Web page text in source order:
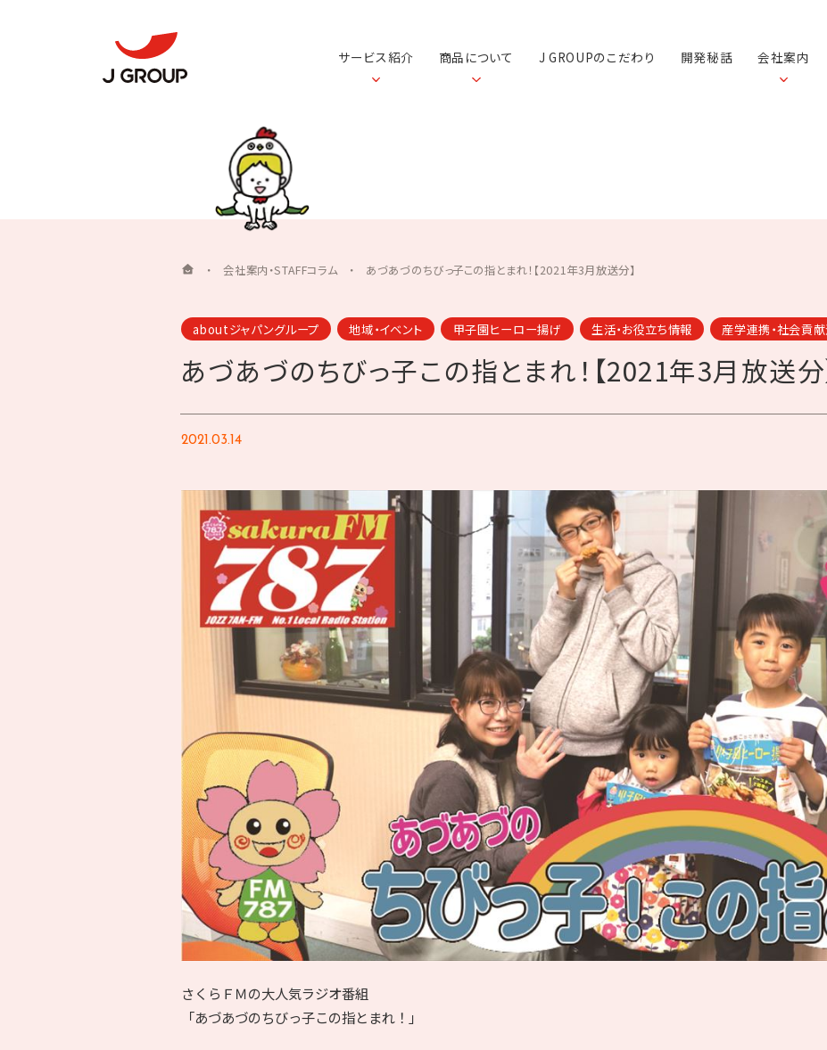
サービス紹介 商品について J GROUPのこだわり 開発秘話 会社案内
・会社案内・STAFFコラム・ あづあづのちびっ子この指とまれ！【2021年3月放送分】
aboutジャパングループ 地域・イベント 甲子園ヒーロー揚げ 生活・お役立ち情報 産学連携・社会貢
あづあづのちびっ子この指とまれ！【2021年3月放送分
2021.03.14
さくらＦＭの大人気ラジオ番組
「あづあづのちびっ子この指とまれ！」